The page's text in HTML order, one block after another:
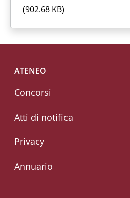
(902.68 KB)
Footer menu
ATENEO
Concorsi
Atti di notifica
Privacy
Annuario